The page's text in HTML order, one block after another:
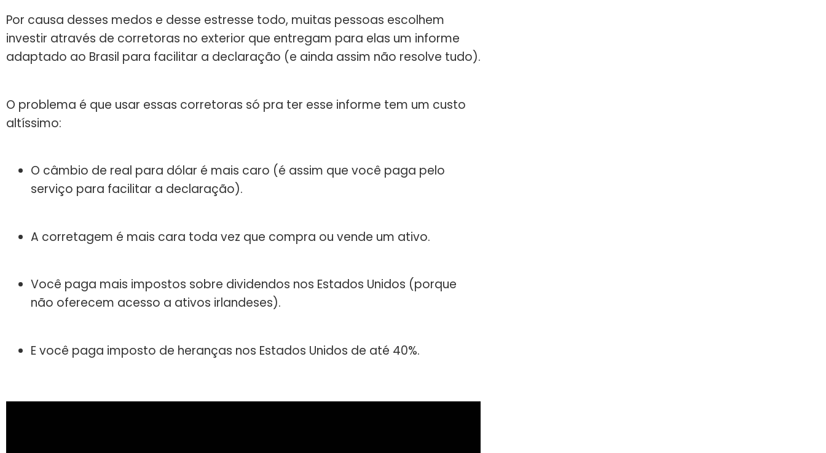
Por causa desses medos e desse estresse todo, muitas pessoas escolhem
investir através de corretoras no exterior que entregam para elas um informe
adaptado ao Brasil para facilitar a declaração (e ainda assim não resolve tudo).
O problema é que usar essas corretoras só pra ter esse informe tem um custo
altíssimo:
O câmbio de real para dólar é mais caro (é assim que você paga pelo
serviço para facilitar a declaração).
A corretagem é mais cara toda vez que compra ou vende um ativo.
Você paga mais impostos sobre dividendos nos Estados Unidos (porque
não oferecem acesso a ativos irlandeses).
E você paga imposto de heranças nos Estados Unidos de até 40%.